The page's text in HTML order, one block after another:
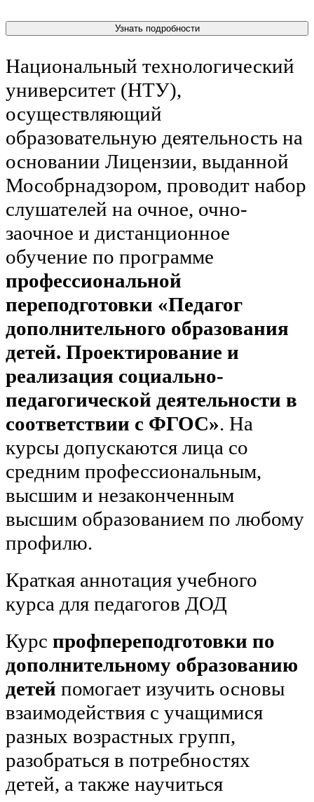
Узнать подробности
Национальный технологический
университет (НТУ),
осуществляющий
образовательную деятельность на
основании Лицензии, выданной
Мособрнадзором, проводит набор
слушателей на очное, очно-
заочное и дистанционное
обучение по программе
профессиональной
переподготовки «Педагог
дополнительного образования
детей. Проектирование и
реализация социально-
педагогической деятельности в
соответствии с ФГОС». На
курсы допускаются лица со
средним профессиональным,
высшим и незаконченным
высшим образованием по любому
профилю.
Краткая аннотация учебного
курса для педагогов ДОД
Курс профпереподготовки по
дополнительному образованию
детей помогает изучить основы
взаимодействия с учащимися
разных возрастных групп,
разобраться в потребностях
детей, а также научиться